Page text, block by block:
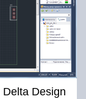
Design